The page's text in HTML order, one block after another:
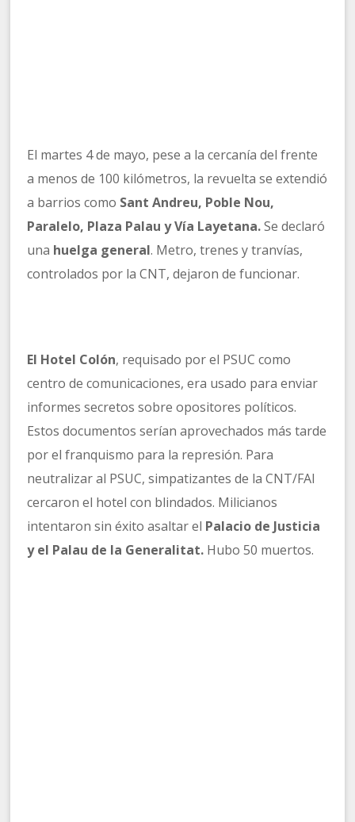
El martes 4 de mayo, pese a la cercanía del frente
a menos de 100 kilómetros, la revuelta se extendió
a barrios como Sant Andreu, Poble Nou,
Paralelo, Plaza Palau y Vía Layetana.Se declaró
una huelga general. Metro, trenes y tranvías,
controlados por la CNT, dejaron de funcionar.
El Hotel Colón, requisado por el PSUC como
centro de comunicaciones, era usado para enviar
informes secretos sobre opositores políticos.
Estos documentos serían aprovechados más tarde
por el franquismo para la represión. Para
neutralizar al PSUC, simpatizantes de la CNT/FAI
cercaron el hotel con blindados. Milicianos
intentaron sin éxito asaltar el Palacio de Justicia
y el Palau de la Generalitat. Hubo 50 muertos.